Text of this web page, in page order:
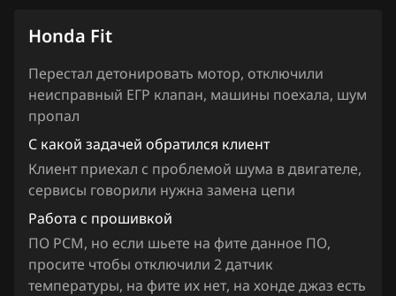
Infiniti
Isuzu
JAC
Jaecoo
Jaguar
Jeep
Honda Fit
Перестал детонировать мотор, отключили
неисправный ЕГР клапан, машины поехала, шум
пропал
С какой задачей обратился клиент
Клиент приехал с проблемой шума в двигателе,
сервисы говорили нужна замена цепи
Работа с прошивкой
ПО PCM, но если шьете на фите данное ПО,
просите чтобы отключили 2 датчик
температуры, на фите их нет, на хонде джаз есть